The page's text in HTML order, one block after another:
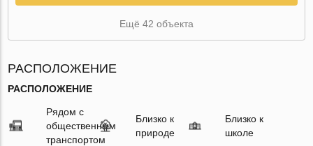
Ещё 42 объекта
РАСПОЛОЖЕНИЕ
РАСПОЛОЖЕНИЕ
Рядом с
общественным
транспортом
Близко к
природе
Близко к
школе